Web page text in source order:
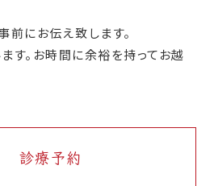
前にお伝え致します。
す。お時間に余裕を持ってお越
診療予約